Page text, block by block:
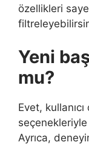
özellikleri
Yeni
mu?
Evet,
Ayrıca,